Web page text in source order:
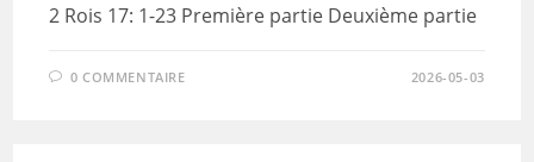
2 Rois 17: 1-23 Première partie Deuxième partie
0 COMMENTAIRE 2026-05-03